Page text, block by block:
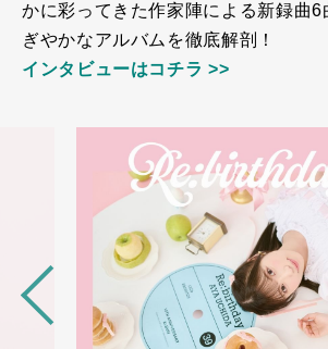
かに彩ってきた作家陣による新録曲6
ぎやかなアルバムを徹底解剖！
インタビューはコチラ >>